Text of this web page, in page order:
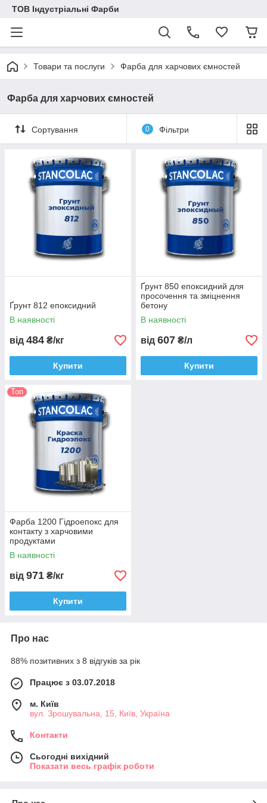
ТОВ Індустріальні Фарби
Товари та послуги Фарба для харчових ємностей
Фарба для харчових ємностей
Сортування 0 Фільтри
Ґрунт 812 епоксидний
В наявності
від 484 ₴/кг
Купити
Ґрунт 850 епоксидний для
просочення та зміцнення
бетону
В наявності
від 607 ₴/л
Купити
Топ
Фарба 1200 Гідроепокс для
контакту з харчовими
продуктами
В наявності
від 971 ₴/кг
Купити
Про нас
88% позитивних з 8 відгуків за рік
Працює з 03.07.2018
м. Київ
вул. Зрошувальна, 15, Київ, Україна
Контакти
Сьогодні вихідний
Показати весь графік роботи